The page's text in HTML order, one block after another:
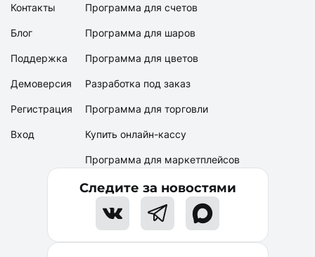
Контакты
Блог
Поддержка
Демоверсия
Регистрация
Вход
Программа для счетов
Программа для шаров
Программа для цветов
Разработка под заказ
Программа для торговли
Купить онлайн-кассу
Программа для маркетплейсов
Следите за новостями